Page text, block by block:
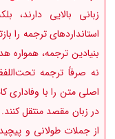
زبانی بالایی دارند،
استانداردهای ترجمه را
بنیادین ترجمه، همواره
نه صرفاً ترجمه
اصلی متن را با وفاداری
از جملات طولانی و